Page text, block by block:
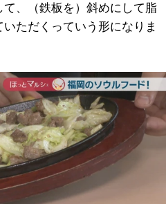
て、（鉄板を）斜めにして脂
ただくっていう形になりま